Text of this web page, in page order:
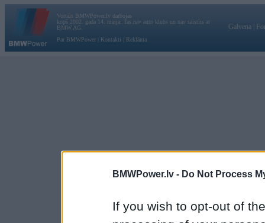
BMWPower.lv - Do Not Process
If you wish to opt-out of
Vortāls BMWPower.lv darbojas
kopš 2002. gada 14. maija. Tas nav auto klubs un nav saistīts ar
BMW AG.
Par BMWPower
Kontakti Reklāma
Galvena